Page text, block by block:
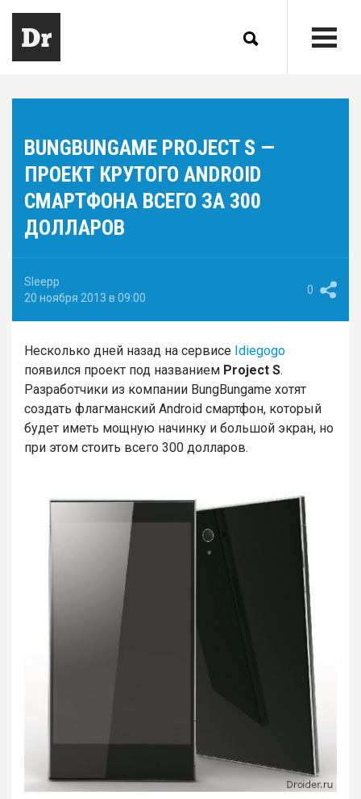
BUNGBUNGAME PROJECT S —
ПРОЕКТ КРУТОГО ANDROID
СМАРТФОНА ВСЕГО ЗА 300
ДОЛЛАРОВ
Sleepp
20 ноября 2013 в 09:00
0
Несколько дней назад на сервисе Idiegogo
появился проект под названием Project S.
Разработчики из компании BungBungame хотят
создать флагманский Android смартфон, который
будет иметь мощную начинку и большой экран, но
при этом стоить всего 300 долларов.